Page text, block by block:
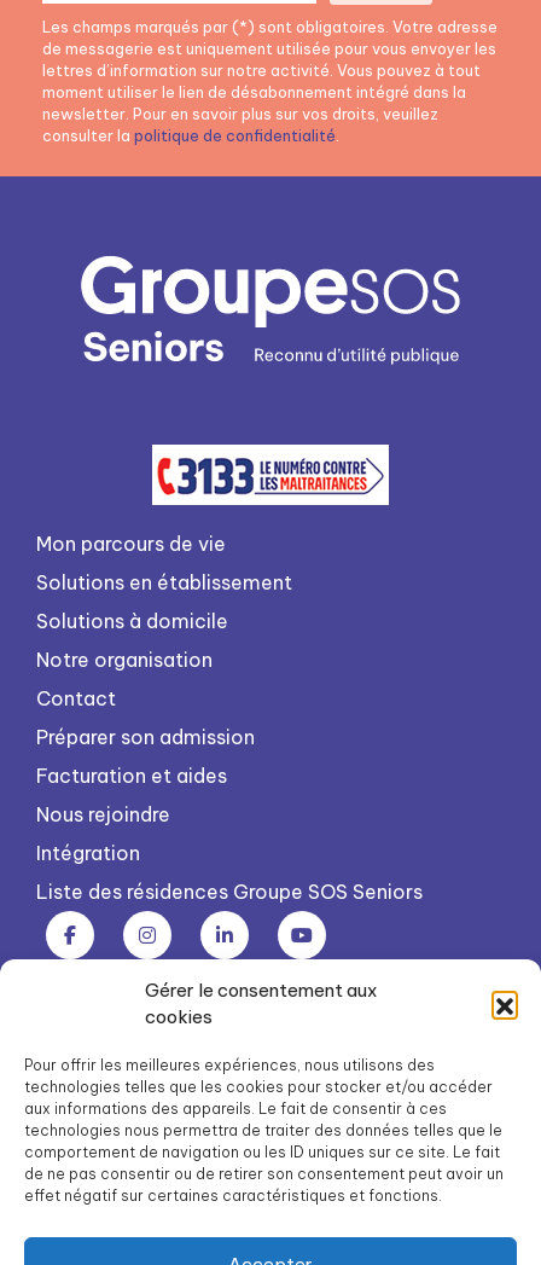
Gérer le consentement aux
cookies
Pour offrir les meilleures expériences, nous utilisons des
technologies telles que les cookies pour stocker et/ou accéder
aux informations des appareils. Le fait de consentir à ces
technologies nous permettra de traiter des données telles que le
comportement de navigation ou les ID uniques sur ce site. Le fait
de ne pas consentir ou de retirer son consentement peut avoir un
effet négatif sur certaines caractéristiques et fonctions.
Les champs marqués par (*) sont obligatoires. Votre adresse
de messagerie est uniquement utilisée pour vous envoyer les
lettres d’information sur notre activité. Vous pouvez à tout
moment utiliser le lien de désabonnement intégré dans la
newsletter. Pour en savoir plus sur vos droits, veuillez
consulter la politique de confidentialité.
Mon parcours de vie
Solutions en établissement
Solutions à domicile
Notre organisation
Contact
Préparer son admission
Facturation et aides
Nous rejoindre
Intégration
Liste des résidences Groupe SOS Seniors
Groupe SOS Seniors est une association du Groupe SOS
dg.seniors@groupe-sos.org
ARPAVIE est une association du Groupe SOS